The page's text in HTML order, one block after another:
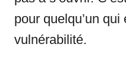
pour quelqu’un
vulnérabilité.